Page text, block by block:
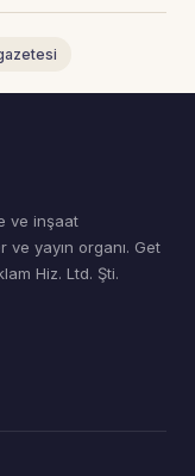
ve inşaat
yayın organı. Get
Hiz. Ltd. Şti.